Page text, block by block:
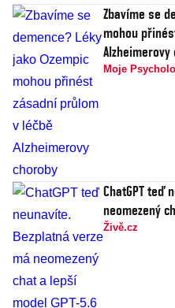
Zbavíme se
mohou
Alzheimerovy
Moje
ChatGPT teď
neomezený
Živě.cz